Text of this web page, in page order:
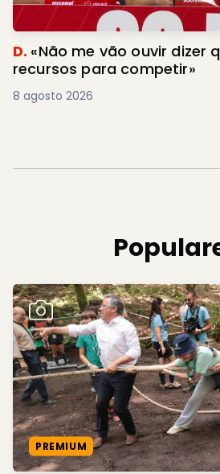
D. «Não me vão ouvir dizer
recursos para competir»
8 agosto 2026
PREMIUM